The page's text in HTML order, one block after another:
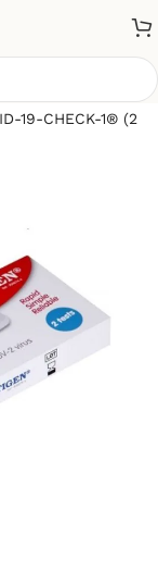
19-CHECK-1® (2